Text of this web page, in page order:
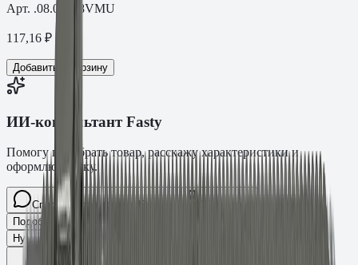
Арт. .08.08088VMU
117,16 ₽
Добавить в корзину
ИИ-консультант Fasty
Помогу подобрать товар, расскажу характеристики и
оформлю заявку.
Спросите про крепёж Fasty…
Разговор
Подобрать размер
Нужен ТС/ТО